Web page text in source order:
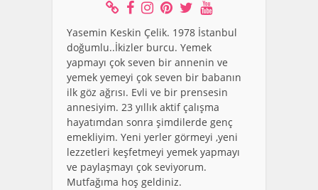
Yasemin Keskin Çelik. 1978 İstanbul
doğumlu..İkizler burcu. Yemek
yapmayı çok seven bir annenin ve
yemek yemeyi çok seven bir babanın
ilk göz ağrısı. Evli ve bir prensesin
annesiyim. 23 yıllık aktif çalışma
hayatımdan sonra şimdilerde genç
emekliyim. Yeni yerler görmeyi ,yeni
lezzetleri keşfetmeyi yemek yapmayı
ve paylaşmayı çok seviyorum.
Mutfağıma hoş geldiniz.